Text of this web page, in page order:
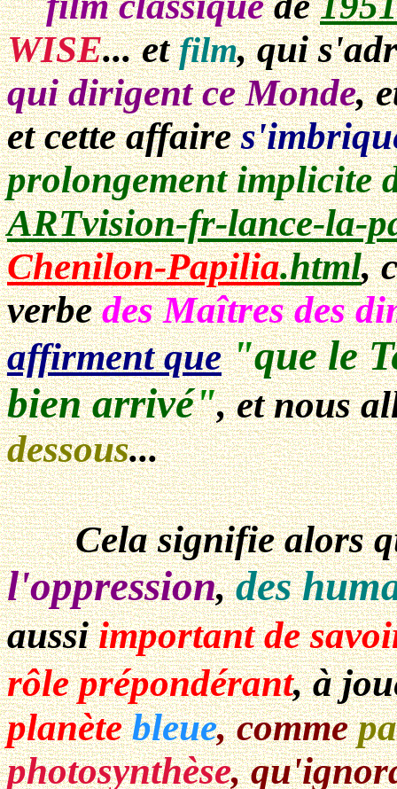
WISE... etfilm, qui
qui dirigent ce Monde,
et cette affaire
prolongement implicite
ARTvision-fr-lance-la-
Chenilon-Papilia.html,
verbedes Maîtres des
affirment que "que le
bien arrivé", et nous
dessous...
Cela signifie alors
l'oppression,des
aussiimportant de
rôle prépondérant, à
planète bleue, comme
photosynthèse,